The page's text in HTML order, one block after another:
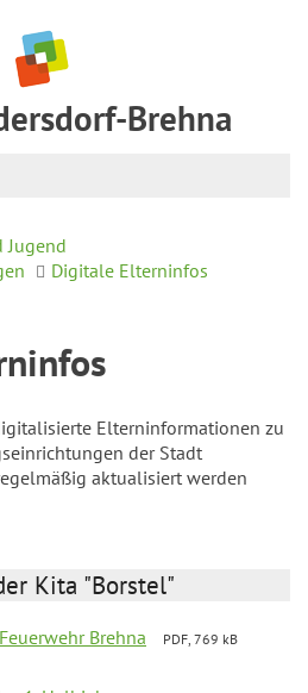
Brehna
Jugend
Digitale Elterninfos
Elterninformationen zu
der Stadt
aktualisiert werden
Kita "Borstel"
Brehna
PDF, 769 kB